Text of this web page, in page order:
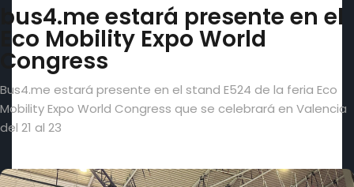
bus4.me estará presente en el
Eco Mobility Expo World
Congress
Bus4.me estará presente en el stand E524 de la feria Eco
Mobility Expo World Congress que se celebrará en Valencia
del 21 al 23